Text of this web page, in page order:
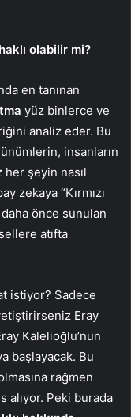
olabilir mi?
en tanınan
yüz binlerce ve
analiz eder. Bu
insanların
şeyin nasıl
zekaya “Kırmızı
daha önce sunulan
atıfta
istiyor? Sadece
Eray
Kalelioğlu’nun
başlayacak. Bu
rağmen
alıyor. Peki burada